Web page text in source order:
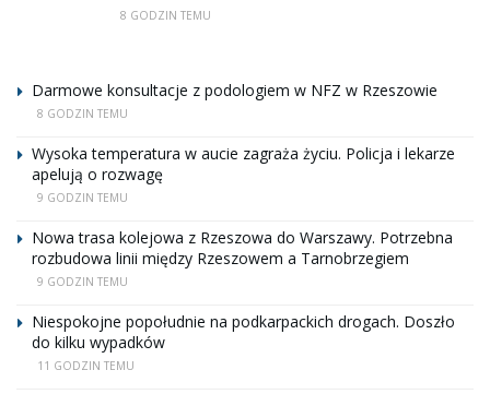
8 GODZIN TEMU
Darmowe konsultacje z podologiem w NFZ w Rzeszowie
8 GODZIN TEMU
Wysoka temperatura w aucie zagraża życiu. Policja i lekarze
apelują o rozwagę
9 GODZIN TEMU
Nowa trasa kolejowa z Rzeszowa do Warszawy. Potrzebna
rozbudowa linii między Rzeszowem a Tarnobrzegiem
9 GODZIN TEMU
Niespokojne popołudnie na podkarpackich drogach. Doszło
do kilku wypadków
11 GODZIN TEMU